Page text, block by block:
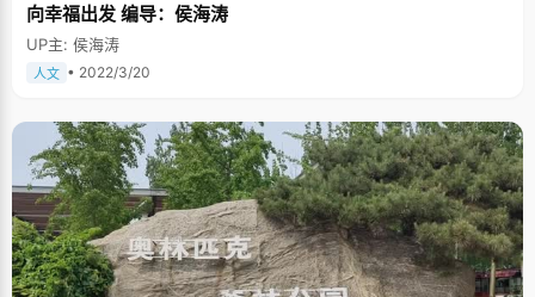
向幸福出发 编导：侯海涛
UP主: 侯海涛
人文 • 2022/3/20